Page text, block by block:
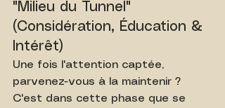
"Milieu du Tunnel"
(Considération, Éducation &
Intérêt)
Une fois l'attention captée,
parvenez-vous à la maintenir ?
C'est dans cette phase que se